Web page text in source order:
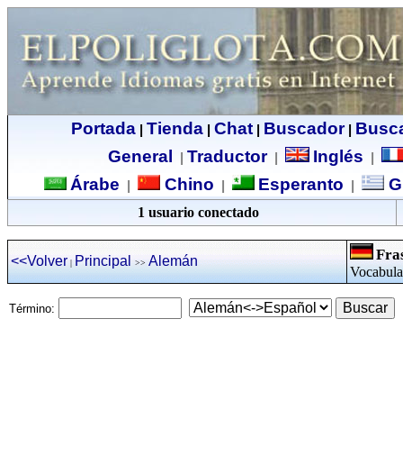
Portada| Tienda| Chat| Buscador|
General
Traductor| Inglés
Árabe Chino Esperanto
1 usuario conectado
<<Volver | Principal >> Alemán
Término: